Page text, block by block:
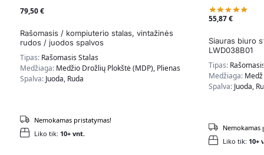
79,50€
Rašomasis / kompiuterio stalas, vintažinės
rudos / juodos spalvos
Tipas: Rašomasis Stalas
Medžiaga: Medžio Drožlių Plokštė (MDP), Plienas
Spalva: Juoda, Ruda
Liko tik: 10+ vnt.
Nemokamas pristatymas!
55,87€
Siauras biuro
LWD038B01
Tipas:
Medžiaga:
Spalva: Juoda,
Liko tik: 10+
Nemokamas